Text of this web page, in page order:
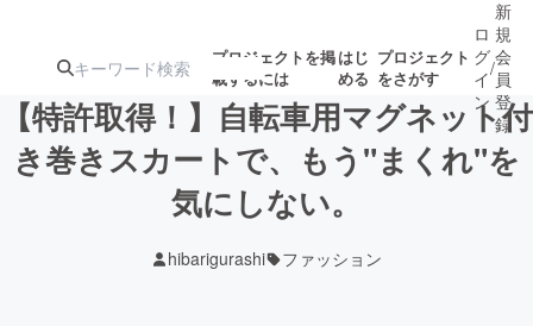
プロジェクトを掲
載するには
はじ
める
プロジェクト
をさがす
注目の新着プロ募集終了が近いプ
ロ
グ
イ
ン
/
新
規
会
員
登
録
【特許取得！】自転車用マグネット付
き巻きスカートで、もう"まくれ"を
気にしない。
hibarigurashi ファッション